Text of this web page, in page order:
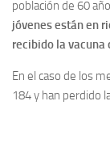
población de 60
jóvenes están en
recibido la vacuna
En el caso de los
184 y han perdido